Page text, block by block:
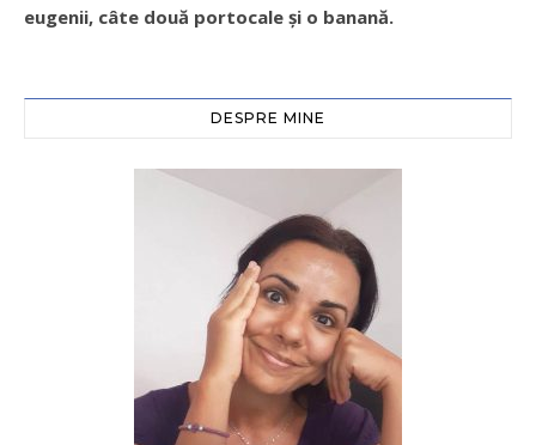
eugenii, câte două portocale și o banană.
DESPRE MINE